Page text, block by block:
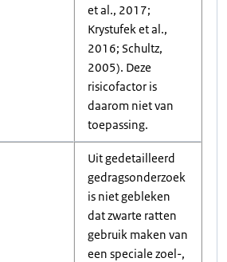
et al., 2017;
Krystufek et al.,
2016; Schultz,
2005). Deze
risicofactor is
daarom niet van
toepassing.
Uit gedetailleerd
gedragsonderzoek
is niet gebleken
dat zwarte ratten
gebruik maken van
een speciale zoel-,